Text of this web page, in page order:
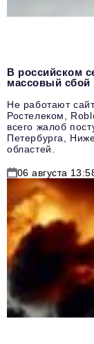
В российском
массовый сбой
Не работают
Ростелеком,
всего жалоб
Петербурга,
областей.
06 августа